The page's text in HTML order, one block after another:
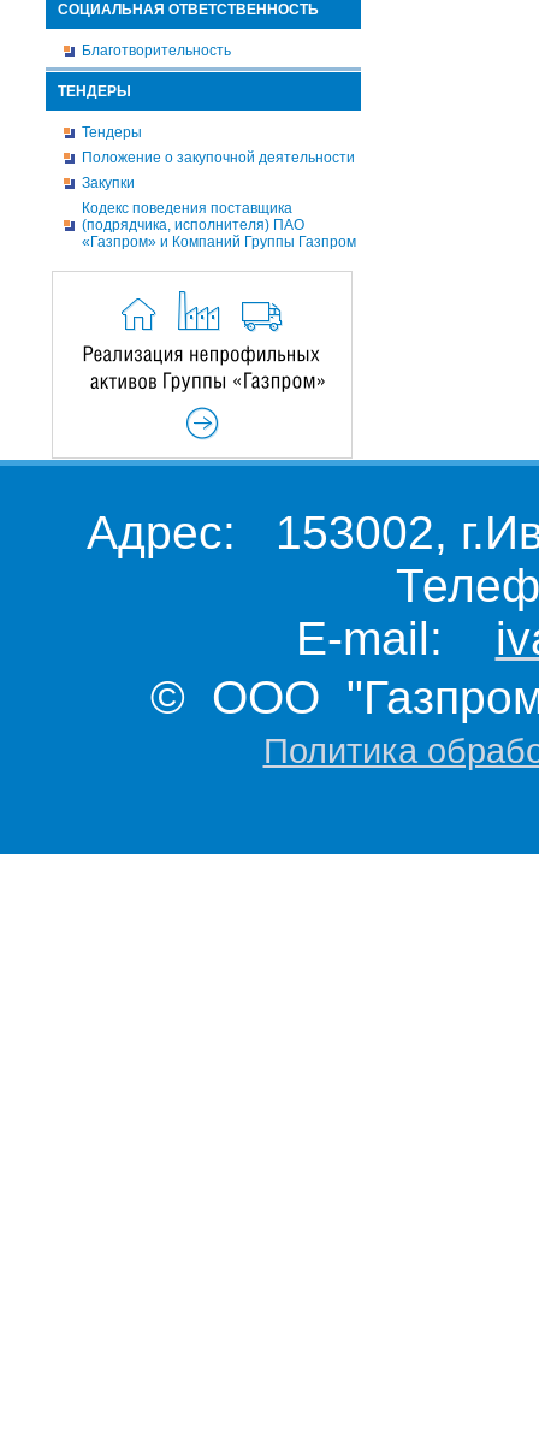
СОЦИАЛЬНАЯ ОТВЕТСТВЕННОСТЬ
Благотворительность
ТЕНДЕРЫ
Тендеры
Положение о закупочной деятельности
Закупки
Кодекс поведения поставщика
(подрядчика, исполнителя) ПАО
«Газпром» и Компаний Группы Газпром
Адрес: 153002,
E-mail:
© ООО "Газпром
Политика